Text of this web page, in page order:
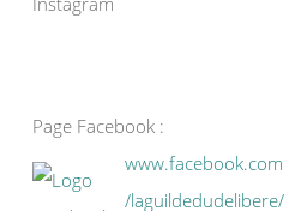
Page Facebook :
www.facebook.com
/laguildedudelibere/